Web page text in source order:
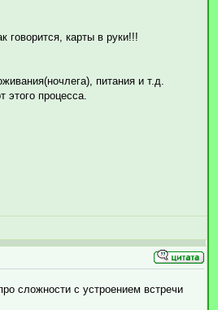
говорится, карты в руки!!!
питания и т.д.
этого процесса.
сложности с устроением встречи